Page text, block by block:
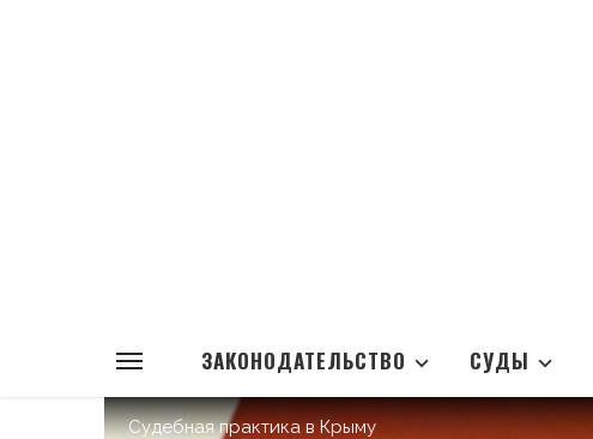
ЗАКОНОДАТЕЛЬСТВО СУДЫ
Судебная практика в Крыму